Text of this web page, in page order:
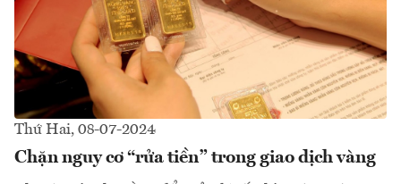
Thứ Hai, 08-07-2024
Chặn nguy cơ “rửa tiền” trong giao dịch vàng